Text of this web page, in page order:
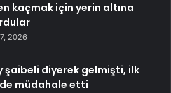
kaçmak için yerin altına
2026
şaibeli diyerek gelmişti, ilk
müdahale etti